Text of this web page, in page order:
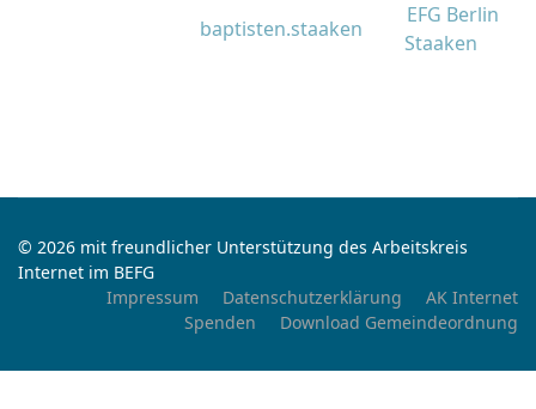
baptisten.staaken
EFG Berlin
Staaken
© 2026 mit freundlicher Unterstützung des Arbeitskreis
Internet im BEFG
Impressum
Datenschutzerklärung
AK Internet
Spenden
Download Gemeindeordnung